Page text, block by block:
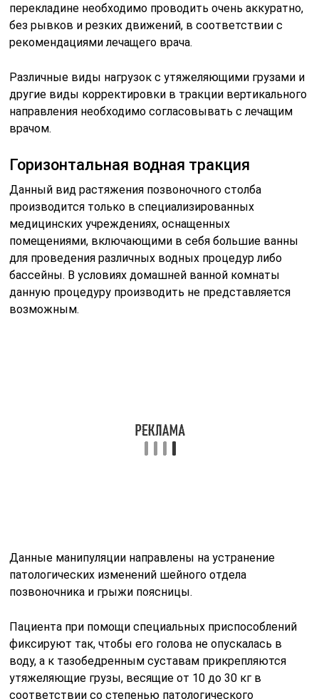
перекладине необходимо проводить очень аккуратно,
без рывков и резких движений, в соответствии с
рекомендациями лечащего врача.
Различные виды нагрузок с утяжеляющими грузами и
другие виды корректировки в тракции вертикального
направления необходимо согласовывать с лечащим
врачом.
Горизонтальная водная тракция
Данный вид растяжения позвоночного столба
производится только в специализированных
медицинских учреждениях, оснащенных
помещениями, включающими в себя большие ванны
для проведения различных водных процедур либо
бассейны. В условиях домашней ванной комнаты
данную процедуру производить не представляется
возможным.
Данные манипуляции направлены на устранение
патологических изменений шейного отдела
позвоночника и грыжи поясницы.
Пациента при помощи специальных приспособлений
фиксируют так, чтобы его голова не опускалась в
воду, а к тазобедренным суставам прикрепляются
утяжеляющие грузы, весящие от 10 до 30 кг в
соответствии со степенью патологического